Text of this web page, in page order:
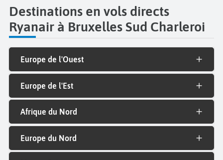
Destinations en vols directs
Ryanair à Bruxelles Sud Charleroi
Europe de l'Ouest
Europe de l'Est
Afrique du Nord
Europe du Nord